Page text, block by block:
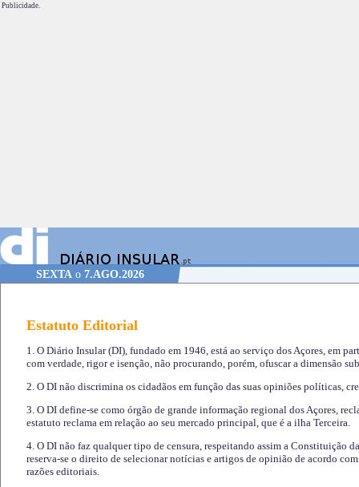
Publicidade.
SEXTA o 7.AGO.2026
Estatuto Editorial
1. O Diário Insular (DI), fundado em 1946, está ao serviço dos Açores, em
com verdade, rigor e isenção, não procurando, porém, ofuscar a dimensão
2. O DI não discrimina os cidadãos em função das suas opiniões políticas,
3. O DI define-se como órgão de grande informação regional dos Açores,
estatuto reclama em relação ao seu mercado principal, que é a ilha Terceira.
4. O DI não faz qualquer tipo de censura, respeitando assim a Constituição
reserva-se o direito de selecionar notícias e artigos de opinião de acordo
razões editoriais.